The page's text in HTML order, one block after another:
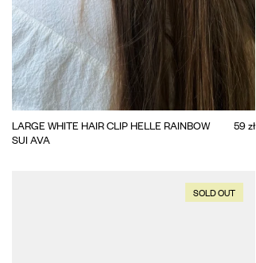
ADD TO CART
BIG
LARGE WHITE HAIR CLIP HELLE RAINBOW
SUI AVA
59 zł
SOLD OUT